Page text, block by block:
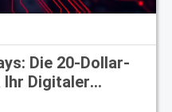
Die 20-Dollar-
Digitaler